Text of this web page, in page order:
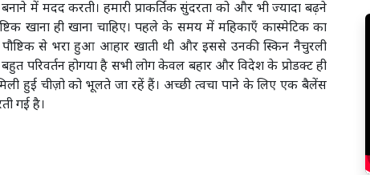
में मदद करती। हमारी प्राकर्तिक सुंदरता को और भी ज्यादा बढ़ने
खाना ही खाना चाहिए। पहले के समय में महिकाएँ कास्मेटिक का
से भरा हुआ आहार खाती थी और इससे उनकी स्किन नैचुरली
होगया है सभी लोग केवल बहार और विदेश के प्रोडक्ट ही
हुई चीज़ो को भूलते जा रहें हैं। अच्छी त्वचा पाने के लिए एक बैलेंस
गई है।